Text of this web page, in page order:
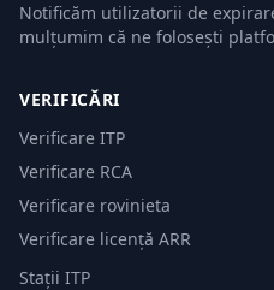
Notificăm utilizatorii de
mulțumim că ne folosești
VERIFICĂRI
Verificare ITP
Verificare RCA
Verificare rovinieta
Verificare licență ARR
Stații ITP